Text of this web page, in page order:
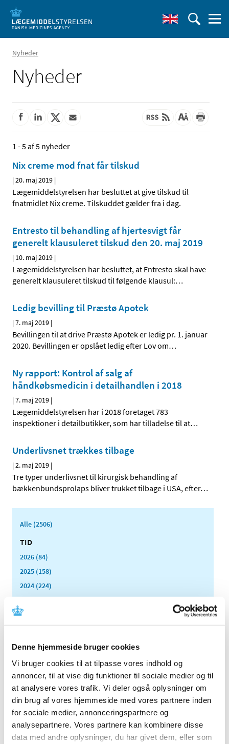
Denne hjemmeside bruger cookies
Vi bruger cookies til at tilpasse vores indhold og
annoncer, til at vise dig funktioner til sociale medier og til
at analysere vores trafik. Vi deler også oplysninger om
din brug af vores hjemmeside med vores partnere inden
for sociale medier, annonceringspartnere og
analysepartnere. Vores partnere kan kombinere disse
data med andre oplysninger, du har givet dem, eller som
Nyheder
Nyheder
1 - 5 af 5 nyheder
Nix creme mod fnat får tilskud
|20. maj 2019 |
Lægemiddelstyrelsen har besluttet at give tilskud til
fnatmidlet Nix creme. Tilskuddet gælder fra i dag.
Entresto til behandling af hjertesvigt får
generelt klausuleret tilskud den 20. maj 2019
| 10. maj 2019 |
Lægemiddelstyrelsen har besluttet, at Entresto skal have
generelt klausuleret tilskud til følgende klausul:…
Ledig bevilling til Præstø Apotek
|7. maj 2019 |
Bevillingen til at drive Præstø Apotek er ledig pr. 1. januar
2020. Bevillingen er opslået ledig efter Lov om…
Ny rapport: Kontrol af salg af
håndkøbsmedicin i detailhandlen i 2018
|7. maj 2019 |
Lægemiddelstyrelsen har i 2018 foretaget 783
inspektioner i detailbutikker, som har tilladelse til at…
Underlivsnet trækkes tilbage
|2. maj 2019 |
Tre typer underlivsnet til kirurgisk behandling af
bækkenbundsprolaps bliver trukket tilbage i USA, efter…
Alle (2506)
TID
2026 (84)
2025 (158)
2024 (224)
2023 (195)
2022 (197)
2021 (516)
2020 (263)
december (11)
november (23)
oktober (20)
september (17)
august (10)
juli (14)